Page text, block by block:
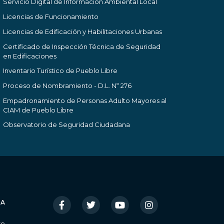
Servicio Digital de Información Ambiental Local
Licencias de Funcionamiento
Licencias de Edificación y Habilitaciones Urbanas
Certificado de Inspección Técnica de Seguridad
en Edificaciones
Inventario Turístico de Pueblo Libre
Proceso de Nombramiento - D.L. Nº 276
Empadronamiento de Personas Adulto Mayores al
CIAM de Pueblo Libre
Observatorio de Seguridad Ciudadana